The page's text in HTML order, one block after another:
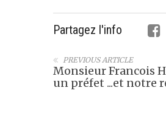
Partagez l'info
PREVIOUS ARTICLE
Monsieur Francois
un préfet ...et notre